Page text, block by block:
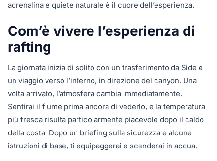
adrenalina e quiete naturale è il cuore dell’esperienza.
Com’è vivere l’esperienza di
rafting
La giornata inizia di solito con un trasferimento da Side e
un viaggio verso l’interno, in direzione del canyon. Una
volta arrivato, l’atmosfera cambia immediatamente.
Sentirai il fiume prima ancora di vederlo, e la temperatura
più fresca risulta particolarmente piacevole dopo il caldo
della costa. Dopo un briefing sulla sicurezza e alcune
istruzioni di base, ti equipaggerai e scenderai in acqua.